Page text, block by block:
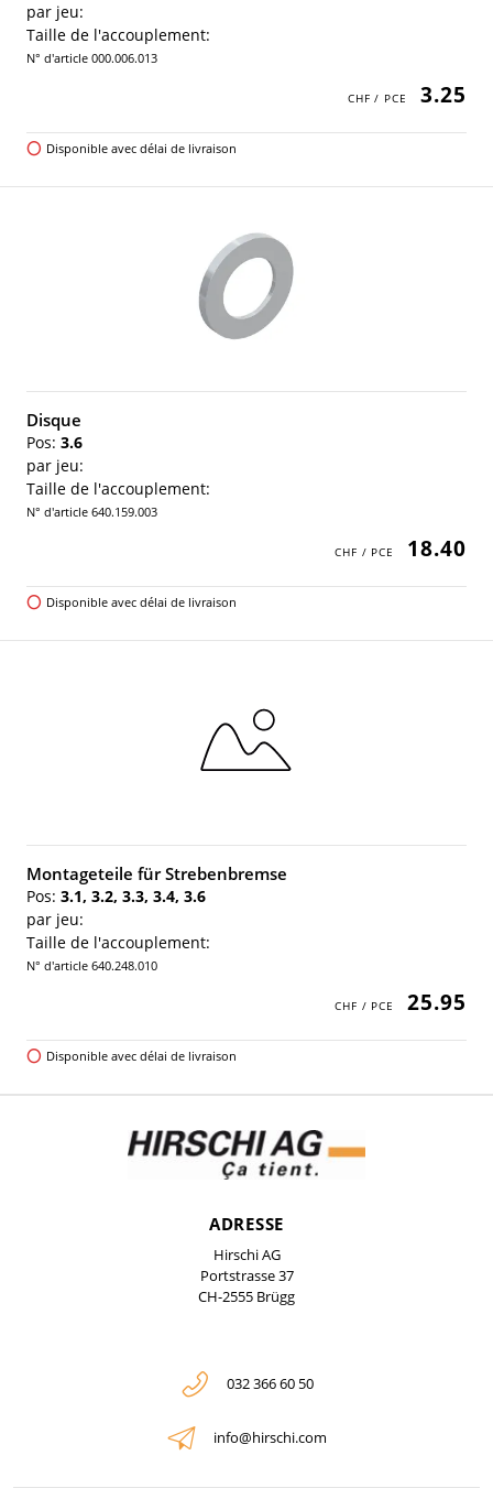
par jeu:
Taille de l'accouplement:
N° d'article 000.006.013
3.25
Disponible avec délai de livraison
Disque
Pos: 3.6
par jeu:
Taille de l'accouplement:
N° d'article 640.159.003
18.40
Disponible avec délai de livraison
Montageteile für Strebenbremse
Pos: 3.1, 3.2, 3.3, 3.4, 3.6
par jeu:
Taille de l'accouplement:
N° d'article 640.248.010
25.95
Disponible avec délai de livraison
ADRESSE
Hirschi AG
Portstrasse 37
CH-2555 Brügg
032 366 60 50
info@hirschi.com